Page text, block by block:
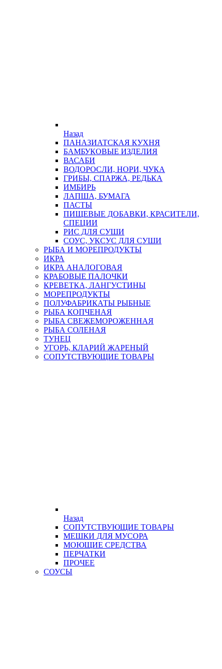
Назад
ПАНАЗИАТСКАЯ КУХНЯ
БАМБУКОВЫЕ ИЗДЕЛИЯ
ВАСАБИ
ВОДОРОСЛИ, НОРИ, ЧУКА
ГРИБЫ, СПАРЖА, РЕДЬКА
ИМБИРЬ
ЛАПША, БУМАГА
ПАСТЫ
ПИЩЕВЫЕ ДОБАВКИ, КРАСИТЕЛИ,
СПЕЦИИ
РИС ДЛЯ СУШИ
СОУС, УКСУС ДЛЯ СУШИ
РЫБА И МОРЕПРОДУКТЫ
ИКРА
ИКРА АНАЛОГОВАЯ
КРАБОВЫЕ ПАЛОЧКИ
КРЕВЕТКА, ЛАНГУСТИНЫ
МОРЕПРОДУКТЫ
ПОЛУФАБРИКАТЫ РЫБНЫЕ
РЫБА КОПЧЕНАЯ
РЫБА СВЕЖЕМОРОЖЕННАЯ
РЫБА СОЛЕНАЯ
ТУНЕЦ
УГОРЬ, КЛАРИЙ ЖАРЕНЫЙ
СОПУТСТВУЮЩИЕ ТОВАРЫ
Назад
СОПУТСТВУЮЩИЕ ТОВАРЫ
МЕШКИ ДЛЯ МУСОРА
МОЮЩИЕ СРЕДСТВА
ПЕРЧАТКИ
ПРОЧЕЕ
СОУСЫ